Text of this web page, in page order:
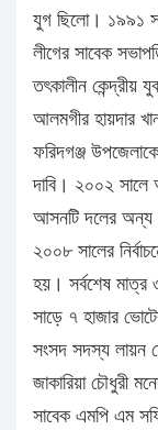
যুগ ছিলো। ১৯৯১
লীগের সাবেক
তৎকালীন কেন্দ্রীয়
আলমগীর হায়দার খান
ফরিদগঞ্জ
দাবি। ২০০২
আসনটি দলের অন্য
২০০৮ সালের
হয়। সর্বশেষ মাত্র
সাড়ে ৭ হাজার
সংসদ সদস্য লায়ন
জাকারিয়া চৌধুরী
সাবেক এমপি এম